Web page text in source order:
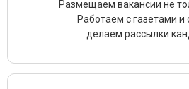
Размещаем вакансии не
Работаем с газетами и
делаем рассылки